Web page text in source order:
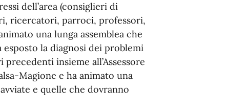
dell’area (consiglieri di
ricercatori, parroci, professori,
una lunga assemblea che
la diagnosi dei problemi
insieme all’Assessore
Magione e ha animato una
e quelle che dovranno